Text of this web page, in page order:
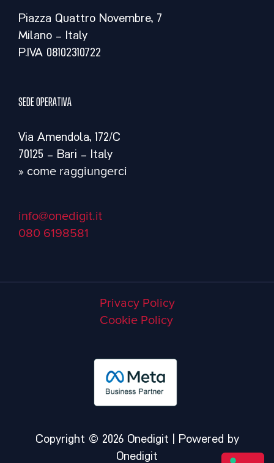
Piazza Quattro Novembre, 7
Milano – Italy
P.IVA 08102310722
Sede operativa
Via Amendola, 172/C
70125 – Bari – Italy
» come raggiungerci
info@onedigit.it
080 6198581
Privacy Policy
Cookie Policy
Copyright © 2026 Onedigit | Powered by
Onedigit